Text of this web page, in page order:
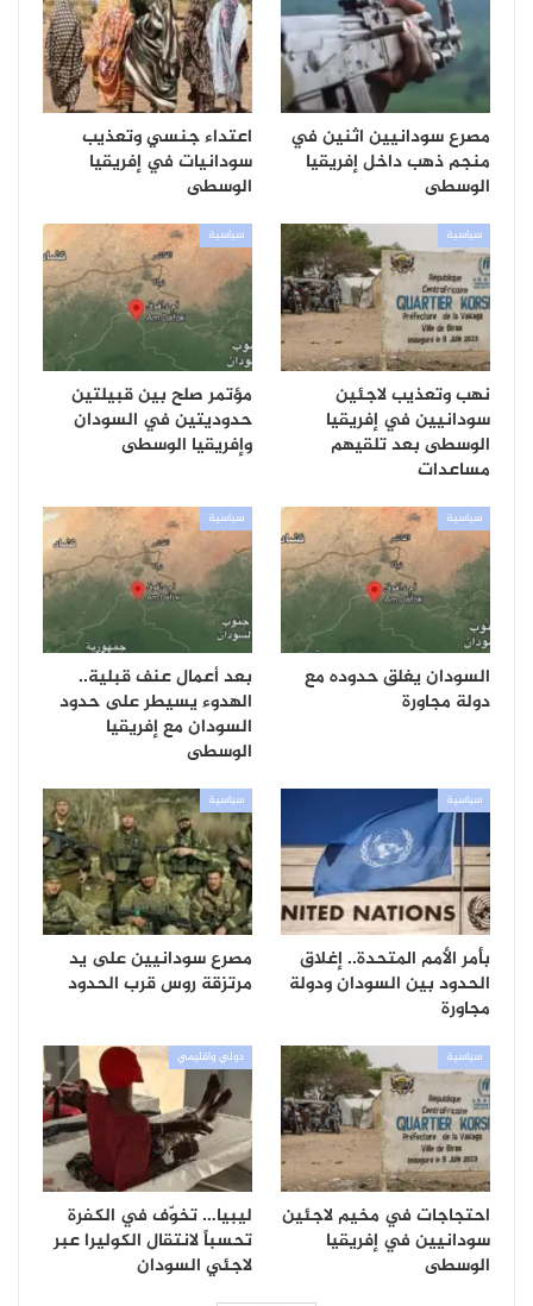
مصرع سودانيين اثنين في
منجم ذهب داخل إفريقيا
الوسطى
اعتداء جنسي وتعذيب
سودانيات في إفريقيا
الوسطى
سياسية
نهب وتعذيب لاجئين
سودانيين في إفريقيا
الوسطى بعد تلقيهم
مساعدات
سياسية
مؤتمر صلح بين قبيلتين
حدوديتين في السودان
وإفريقيا الوسطى
سياسية
السودان يغلق حدوده مع
دولة مجاورة
سياسية
بعد أعمال عنف قبلية..
الهدوء يسيطر على حدود
السودان مع إفريقيا
الوسطى
سياسية
بأمر الأمم المتحدة.. إغلاق
الحدود بين السودان ودولة
مجاورة
سياسية
مصرع سودانيين على يد
مرتزقة روس قرب الحدود
سياسية
احتجاجات في مخيم لاجئين
سودانيين في إفريقيا
الوسطى
دولي واقليمي
ليبيا… تخوّف في الكفرة
تحسباً لانتقال الكوليرا عبر
لاجئي السودان